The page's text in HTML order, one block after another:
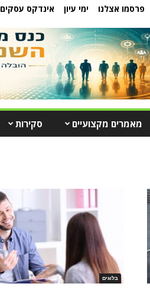
פרסמו אצלנו ימי עיון אינדקס עסקים
מאמרים מקצועיים סקירות
בלוגים